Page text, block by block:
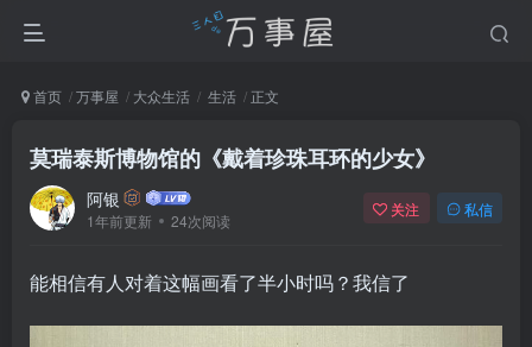
首页 万事屋 大众生活 生活 正文
莫瑞泰斯博物馆的《戴着珍珠耳环的少女》
阿银
1年前更新 24次阅读
关注 私信
能相信有人对着这幅画看了半小时吗？我信了